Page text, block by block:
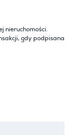
nieruchomości.
gdy podpisana